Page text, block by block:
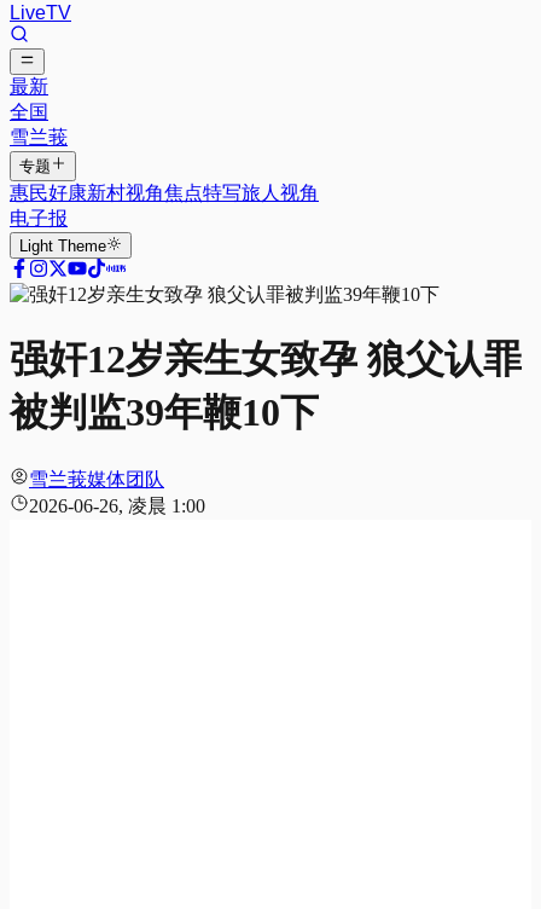
LiveTV
最新
全国
雪兰莪
专题
惠民好康新村视角焦点特写旅人视角
电子报
Light Theme
强奸12岁亲生女致孕 狼父认罪
被判监39年鞭10下
雪兰莪媒体团队
2026-06-26, 凌晨 1:00